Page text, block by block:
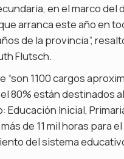
en el marco del
arranca este año en
de la provincia”,
Flutsch.
“son 1100 cargos
80% están destinados
Educación Inicial,
de 11 mil horas para el
del sistema